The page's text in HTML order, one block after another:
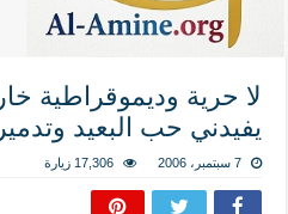
المتهاون بوطنه متهاون بدينه حتماً
نسج العلاقة مع الآخر تكون من خلال
لا حرية وديموقراطية
يفيدني حب البعيد
7 سبتمبر، 2006 17,306 زيارة